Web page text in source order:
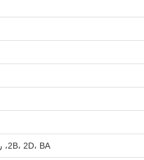
2B، 2D، BA، رقم 1، رقم 3، رقم 4، HL، 8K، SB، منقوش